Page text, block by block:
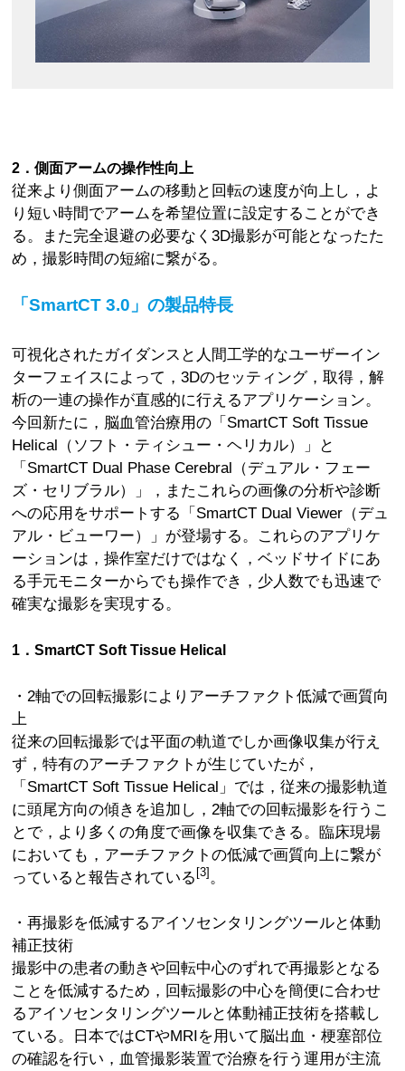
2．側面アームの操作性向上
従来より側面アームの移動と回転の速度が向上し，よ
り短い時間でアームを希望位置に設定することができ
る。また完全退避の必要なく3D撮影が可能となったた
め，撮影時間の短縮に繋がる。
「SmartCT 3.0」の製品特長
可視化されたガイダンスと人間工学的なユーザーイン
ターフェイスによって，3Dのセッティング，取得，解
析の一連の操作が直感的に行えるアプリケーション。
今回新たに，脳血管治療用の「SmartCT Soft Tissue
Helical（ソフト・ティシュー・ヘリカル）」と
「SmartCT Dual Phase Cerebral（デュアル・フェー
ズ・セリブラル）」，またこれらの画像の分析や診断
への応用をサポートする「SmartCT Dual Viewer（デュ
アル・ビューワー）」が登場する。これらのアプリケ
ーションは，操作室だけではなく，ベッドサイドにあ
る手元モニターからでも操作でき，少人数でも迅速で
確実な撮影を実現する。
1．SmartCT Soft Tissue Helical
・2軸での回転撮影によりアーチファクト低減で画質向
上
従来の回転撮影では平面の軌道でしか画像収集が行え
ず，特有のアーチファクトが生じていたが，
「SmartCT Soft Tissue Helical」では，従来の撮影軌道
に頭尾方向の傾きを追加し，2軸での回転撮影を行うこ
とで，より多くの角度で画像を収集できる。臨床現場
においても，アーチファクトの低減で画質向上に繋が
っていると報告されている [3] 。
・再撮影を低減するアイソセンタリングツールと体動
補正技術
撮影中の患者の動きや回転中心のずれで再撮影となる
ことを低減するため，回転撮影の中心を簡便に合わせ
るアイソセンタリングツールと体動補正技術を搭載し
ている。日本ではCTやMRIを用いて脳出血・梗塞部位
の確認を行い，血管撮影装置で治療を行う運用が主流